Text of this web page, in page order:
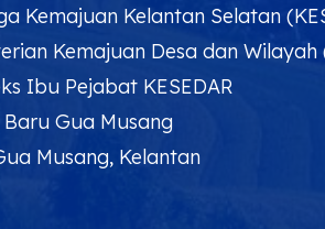
Kemajuan Kelantan Selatan
Kemajuan Desa dan Wilayah
Ibu Pejabat KESEDAR
Gua Musang
Musang, Kelantan